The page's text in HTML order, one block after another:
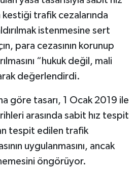
kestiği trafik cezalarında
istenmesine sert
para cezasının korunup
“hukuk değil, mali
değerlendirdi.
göre tasarı, 1 Ocak 2019 ile
arasında sabit hız tespit
tespit edilen trafik
uygulanmasını, ancak
öngörüyor.